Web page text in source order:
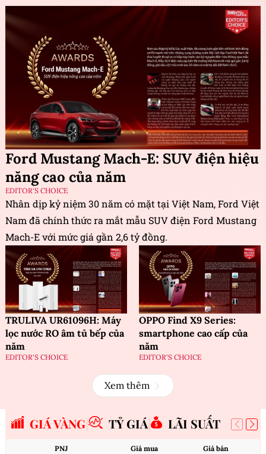
Ford Mustang Mach-E: SUV điện hiệu
năng cao của năm
EDITOR'S CHOICE
Nhân dịp kỷ niệm 30 năm có mặt tại Việt Nam, Ford Việt
Nam đã chính thức ra mắt mẫu SUV điện Ford Mustang
Mach-E với mức giá gần 2,6 tỷ đồng.
TRULIVA UR61096H: Máy
lọc nước RO âm tủ bếp của
năm
EDITOR'S CHOICE
OPPO Find X9 Series:
smartphone cao cấp của
năm
EDITOR'S CHOICE
Xem thêm
GIÁ VÀNG TỶ GIÁ LÃI SUẤT
PNJ Giá mua Giá bán